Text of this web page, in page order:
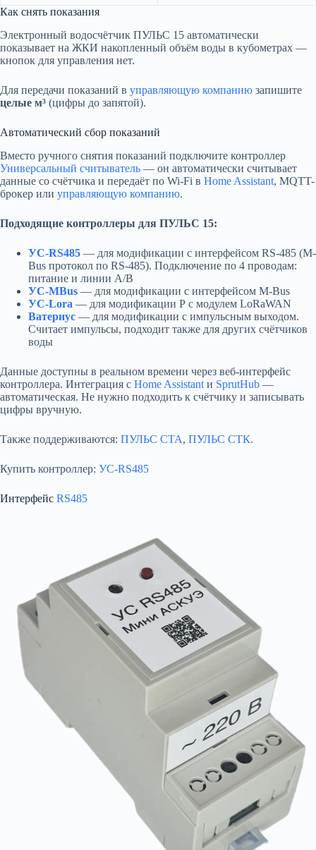
Как снять показания
Электронный водосчётчик ПУЛЬС 15 автоматически
показывает на ЖКИ накопленный объём воды в кубометрах —
кнопок для управления нет.
Для передачи показаний в управляющую компанию запишите
целые м³ (цифры до запятой).
Автоматический сбор показаний
Вместо ручного снятия показаний подключите контроллер
Универсальный считыватель — он автоматически считывает
данные со счётчика и передаёт по Wi-Fi в Home Assistant, MQTT-
брокер или управляющую компанию.
Подходящие контроллеры для ПУЛЬС 15:
УС-RS485 — для модификации с интерфейсом RS-485 (M-
Bus протокол по RS-485). Подключение по 4 проводам:
питание и линии A/B
УС-MBus — для модификации с интерфейсом M-Bus
УС-Lora — для модификации Р с модулем LoRaWAN
Ватериус — для модификации с импульсным выходом.
Считает импульсы, подходит также для других счётчиков
воды
Данные доступны в реальном времени через веб-интерфейс
контроллера. Интеграция с Home Assistant и SprutHub —
автоматическая. Не нужно подходить к счётчику и записывать
цифры вручную.
Также поддерживаются: ПУЛЬС СТА, ПУЛЬС СТК.
Купить контроллер: УС-RS485
Интерфейс RS485